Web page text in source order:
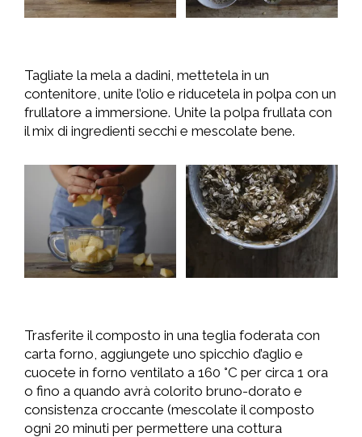
Tagliate la mela a dadini, mettetela in un
contenitore, unite l’olio e riducetela in polpa con un
frullatore a immersione. Unite la polpa frullata con
il mix di ingredienti secchi e mescolate bene.
Trasferite il composto in una teglia foderata con
carta forno, aggiungete uno spicchio d’aglio e
cuocete in forno ventilato a 160 °C per circa 1 ora
o fino a quando avrà colorito bruno-dorato e
consistenza croccante (mescolate il composto
ogni 20 minuti per permettere una cottura